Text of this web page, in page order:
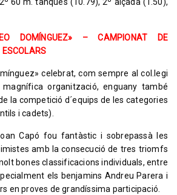
60 m. tanques (10.79), 2º alçada (1.50),
DOMÍNGUEZ» – CAMPIONAT DE
ESCOLARS
celebrat, com sempre al col.legi
magnífica organització, enguany també
la competició d´equips de les categories
i cadets).
Capó fou fantàstic i sobrepassà les
amb la consecució de tres triomfs
bones classificacions individuals, entre
els benjamins Andreu Parera i
en proves de grandíssima participació.